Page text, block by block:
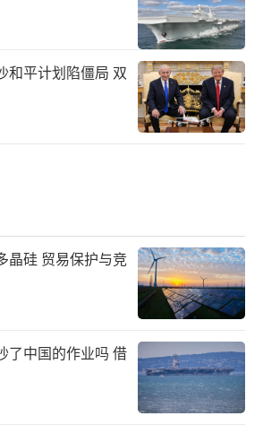
和平计划陷僵局 双
晶硅 贸易保护与竞
了中国的作业吗 借